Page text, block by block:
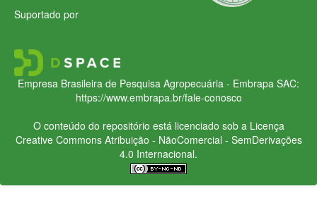
Suportado por
Empresa Brasileira de Pesquisa Agropecuária - Embrapa SAC:
https://www.embrapa.br/fale-conosco
O conteúdo do repositório está licenciado sob a Licença
Creative CommonsAtribuição - NãoComercial - SemDerivações
4.0 Internacional.